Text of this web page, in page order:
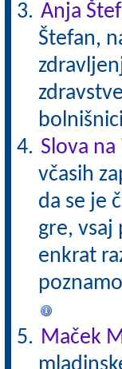
Anja
Štefan,
Slova na
včasih
da se je
gre, vsaj
enkrat
Maček